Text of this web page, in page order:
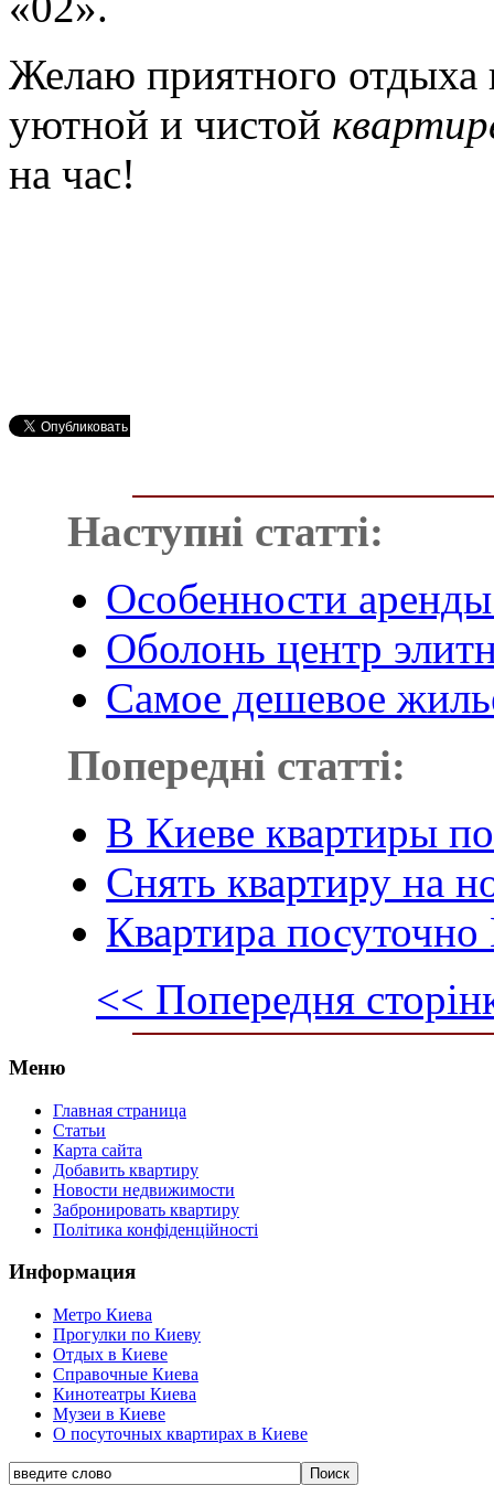
Желаю приятного отдыха
уютной и чистой
на час!
Наступні статті:
Особенности
Оболонь центр
Самое дешевое
Попередні статті:
В Киеве квартиры
Снять квартиру на
Квартира
<< Попередня
Меню
Главная страница
Статьи
Карта сайта
Добавить квартиру
Новости недвижимости
Забронировать квартиру
Політика конфіденційності
Информация
Метро Киева
Прогулки по Киеву
Отдых в Киеве
Справочные Киева
Кинотеатры Киева
Музеи в Киеве
О посуточных квартирах в Киеве